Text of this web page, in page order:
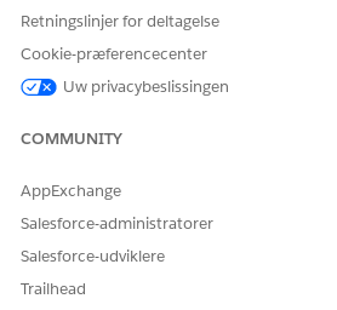
LØSTE DENNE ARTIKEL DIT
Retningslinjer for deltagelse
Cookie-præferencecenter
Uw privacybeslissingen
COMMUNITY
AppExchange
Salesforce-administratorer
Salesforce-udviklere
Trailhead